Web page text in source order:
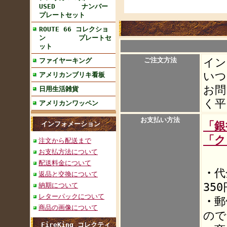
USED ナンバー
プレートセット
ROUTE 66 コレクショ
ン プレートセ
ット
ファイヤーキング
アメリカンブリキ看板
日用生活雑貨
アメリカンワッペン
インフォメーション
注文から配送まで
お支払方法について
配送料金について
返品と交換について
納期について
レターパックについて
商品の画像について
FireKing コレクティ
ご注文方法
イ
い
お
く
お支払い方法
「
「
・
350
・
の